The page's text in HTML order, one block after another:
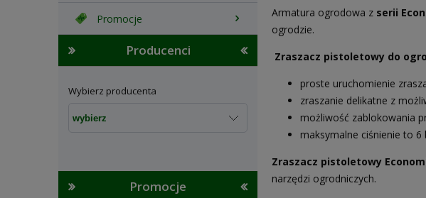
Promocje
Producenci
Wybierz producenta
Promocje
Armatura ogrodowa z serii
ogrodzie.
Zraszacz pistoletowy do
proste uruchomienie
zraszanie delikatne z
możliwość zablokowania
maksymalne ciśnienie to 6
Zraszacz pistoletowy
narzędzi ogrodniczych.